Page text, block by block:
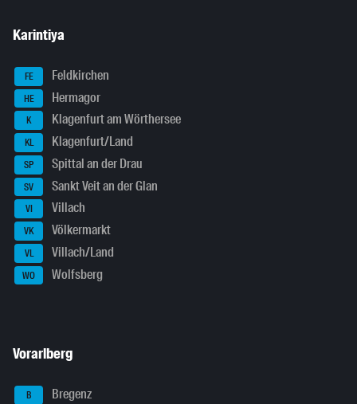
Karintiya
FE Feldkirchen
HE Hermagor
K Klagenfurt am Wörthersee
KL Klagenfurt/Land
SP Spittal an der Drau
SV Sankt Veit an der Glan
VI Villach
VK Völkermarkt
VL Villach/Land
WO Wolfsberg
Vorarlberg
B Bregenz